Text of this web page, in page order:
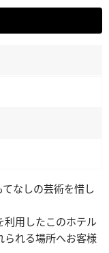
なしの芸術を惜し
利用したこのホテル
られる場所へお客様